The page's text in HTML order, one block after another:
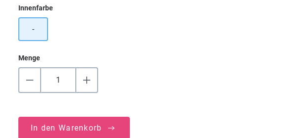
Innenfarbeauswählen
-
Menge
In den Warenkorb